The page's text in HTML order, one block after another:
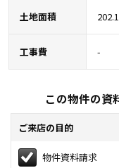
土地面積
工事費 -
この物件の資
ご来店の目的
物件資料請求